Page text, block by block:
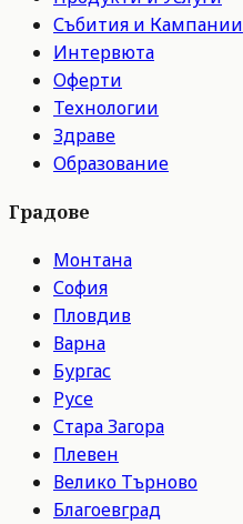
Събития и Кампании
Интервюта
Оферти
Технологии
Здраве
Образование
Градове
Монтана
София
Пловдив
Варна
Бургас
Русе
Стара Загора
Плевен
Велико Търново
Благоевград